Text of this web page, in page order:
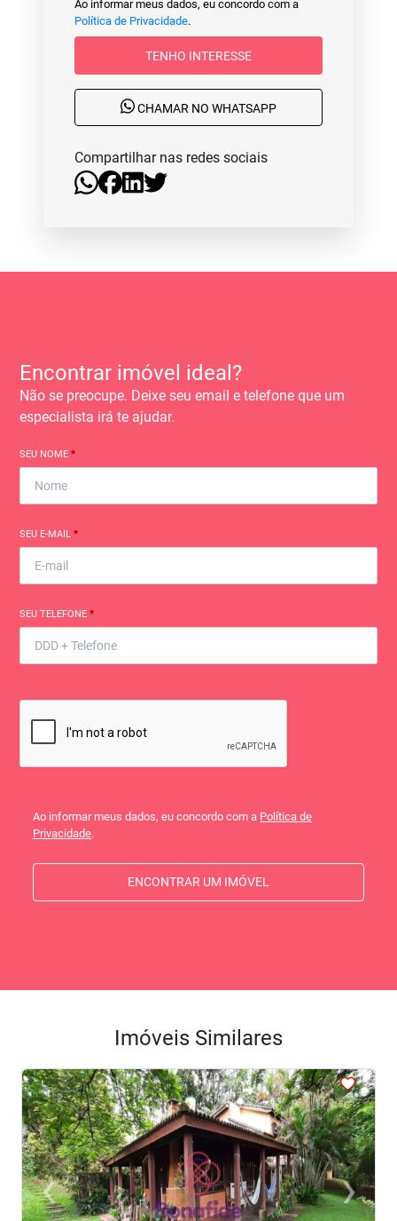
Ao informar meus dados, eu concordo com a
Política de Privacidade.
TENHO INTERESSE
CHAMAR NO WHATSAPP
Compartilhar nas redes sociais
Encontrar imóvel ideal?
Não se preocupe. Deixe seu email e telefone que um
especialista irá te ajudar.
SEU NOME*
SEU E-MAIL*
SEU TELEFONE*
Ao informar meus dados, eu concordo com a Política de
Privacidade.
ENCONTRAR UM IMÓVEL
Imóveis Similares
<<<<
‹Previous ›Next